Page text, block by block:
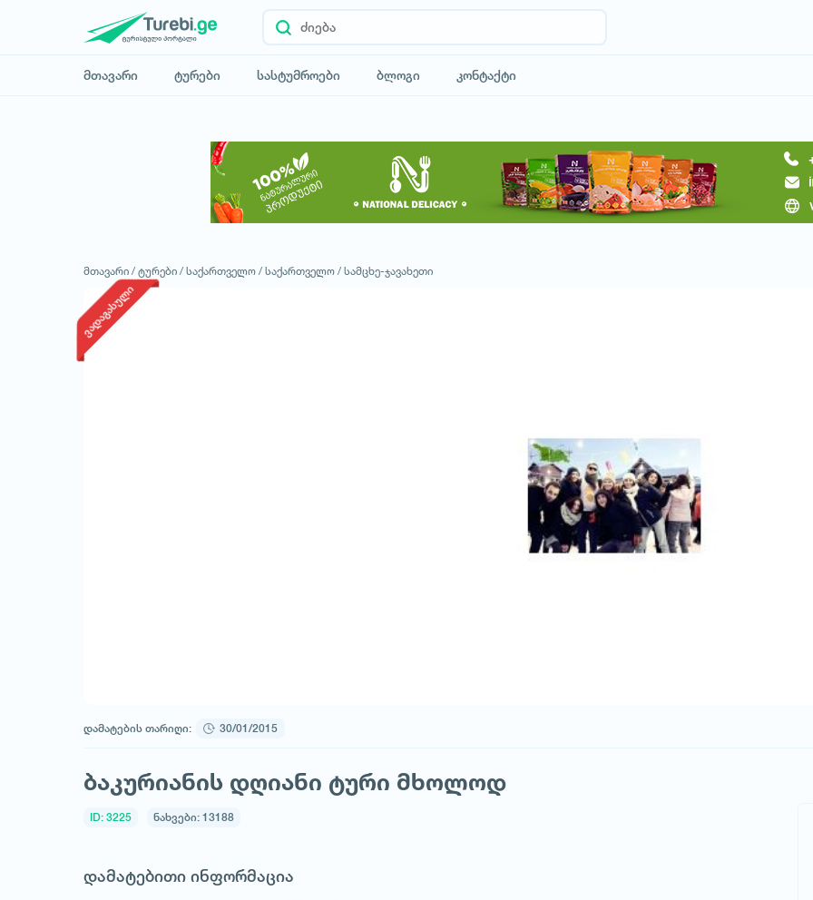
მთავარი ტურები სასტუმროები ბლოგი კონტაქტი
მოითხოვე ტური
მთავარი / ტურები / საქართველო / საქართველო / სამცხე-ჯავახეთი
ვადაგასული
დამატების თარიღი: 30/01/2015
ბაკურიანის დღიანი ტური მხოლოდ
ID: 3225 ნახვები: 13188
დამატებითი ინფორმაცია